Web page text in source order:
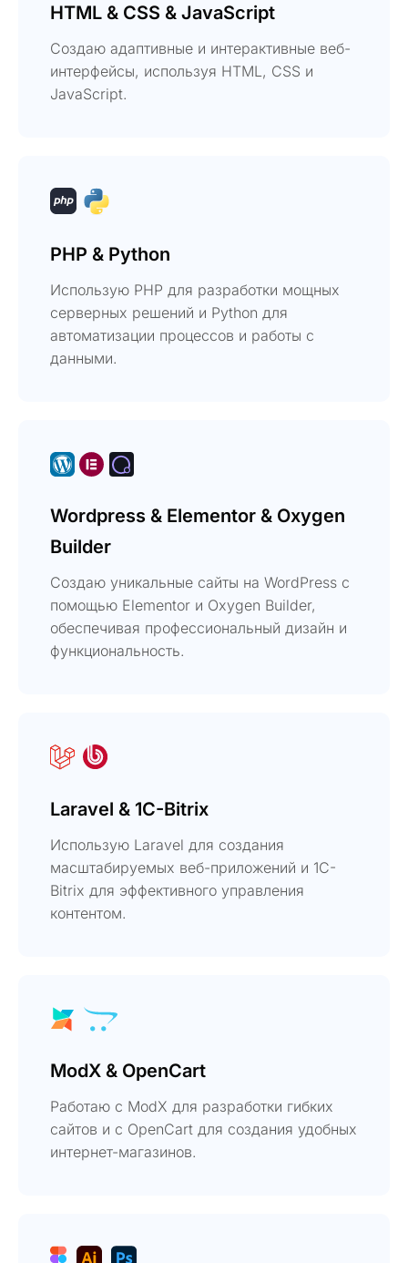
HTML & CSS & JavaScript
Создаю адаптивные и интерактивные веб-
интерфейсы, используя HTML, CSS и
JavaScript.
PHP & Python
Использую PHP для разработки мощных
серверных решений и Python для
автоматизации процессов и работы с
данными.
Wordpress & Elementor & Oxygen
Builder
Создаю уникальные сайты на WordPress с
помощью Elementor и Oxygen Builder,
обеспечивая профессиональный дизайн и
функциональность.
Laravel & 1C-Bitrix
Использую Laravel для создания
масштабируемых веб-приложений и 1C-
Bitrix для эффективного управления
контентом.
ModX & OpenCart
Работаю с ModX для разработки гибких
сайтов и с OpenCart для создания удобных
интернет-магазинов.